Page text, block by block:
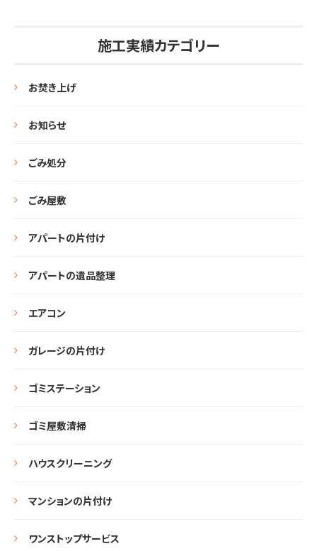
施工実績カテゴリー
お焚き上げ
お知らせ
ごみ処分
ごみ屋敷
アパートの片付け
アパートの遺品整理
エアコン
ガレージの片付け
ゴミステーション
ゴミ屋敷清掃
ハウスクリーニング
マンションの片付け
ワンストップサービス